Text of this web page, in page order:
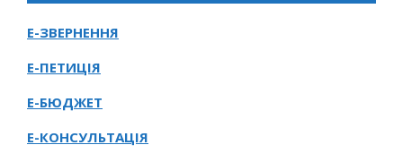
Е-ЗВЕРНЕННЯ
Е-ПЕТИЦІЯ
Е-БЮДЖЕТ
Е-КОНСУЛЬТАЦІЯ